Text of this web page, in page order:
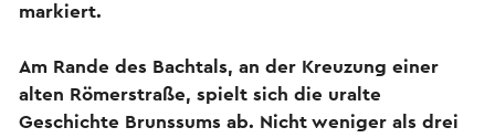
markiert.
Am Rande des Bachtals, an der Kreuzung einer
alten Römerstraße, spielt sich die uralte
Geschichte Brunssums ab. Nicht weniger als drei